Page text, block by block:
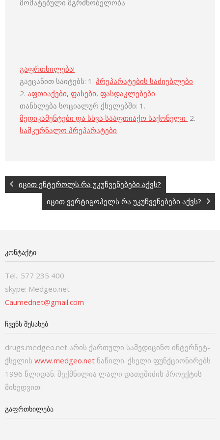
მომატებული მგრძნობელობა
გაფრთხილება!
გაეცანით საიტებს: 1. პრეპარატების საძიებლები
2. აფთიაქები, ფასები, ფასდაკლებები
თანხლება სოციალურ ქსელებში: 1.
მედიკამენტები და სხვა სააფთიაქო საქონელი 2.
სამკურნალო პრეპარატები
იცით ენტეროლს რა უკუჩვენებები აქვს?
იცით ვერტიგოჰელს რა უკუჩვენებები აქვს?
ᲙᲝᲜᲢᲐᲥᲢᲘ
Tel.: 577 235 400
skype: Medgeo.net
Caumednet@gmail.com
ᲩᲕᲔᲜᲡ ᲨᲔᲡᲐᲮᲔᲑ
drugs.medgeo.net არის ქართული სამედიცინო ინტერნეტ-
ქსელის www.medgeo.net ნაწილი. ქსელი ფუნქციონირებს
1996 წლიდან. შექმნილია ლალი დათეშიძის პროექტის
მიხედვით.
ᲒᲐᲤᲠᲗᲮᲘᲚᲔᲑᲐ